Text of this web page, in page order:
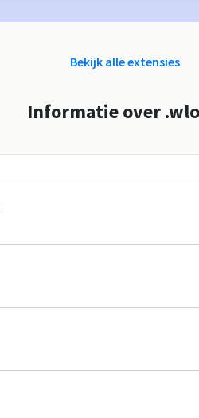
Bekijk alle extensies
Informatie over